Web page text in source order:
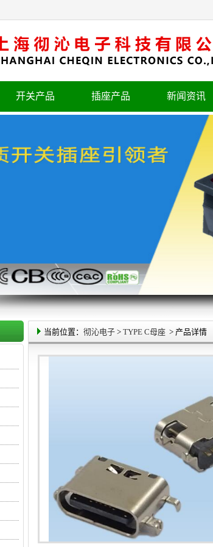
开关产品 插座产品 新闻资讯
当前位置： 彻沁电子 > TYPE C母座 > 产品详情